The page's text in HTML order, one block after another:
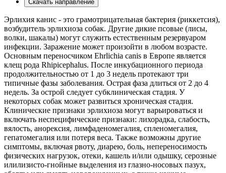
Скачать направление
Эрлихия канис - это грамотрицательная бактерия (риккетсия),
возбудитель эрлихиоза собак. Другие дикие псовые (лисы,
волки, шакалы) могут служить естественным резервуаром
инфекции. Заражение может произойти в любом возрасте.
Основным переносчиком Ehrlichia canis в Европе является
клещ рода Rhipicephalus. После инкубационного периода
продолжительностью от 1 до 3 недель протекают три
типичные фазы заболевания. Острая фаза длиться от 2 до 4
недель. За острой следует субклиническая стадия. У
некоторых собак может развиться хроническая стадия.
Клинические признаки эрлихиоза могут варьироваться и
включать неспецифические признаки: лихорадка, слабость,
вялость, анорексия, лимфаденомегалия, спленомегалия,
гепатомегалия или потеря веса. Также возможны другие
симптомы, включая рвоту, диарею, боль, непереносимость
физических нагрузок, отеки, кашель и/или одышку, серозные
илилизисто-гнойные выделения из глазно-носовых пазух,